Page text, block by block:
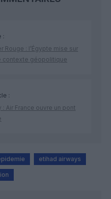
:
Rouge : l’Égypte mise sur
contexte géopolitique
:
: Air France ouvre un pont
etihad airways